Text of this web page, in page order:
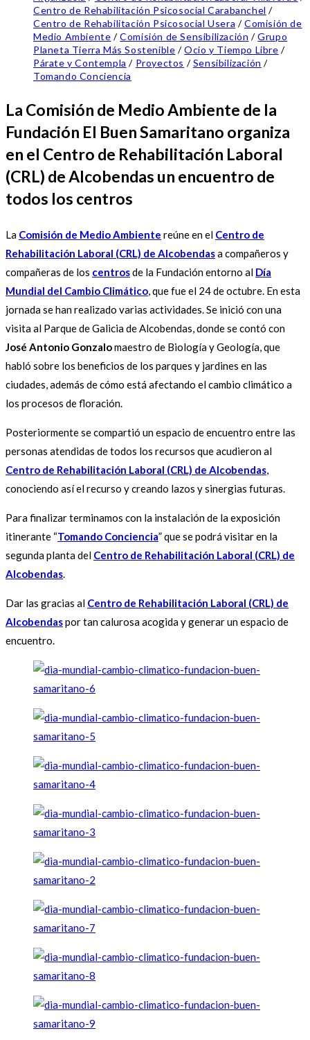
Centro de Rehabilitación Psicosocial Carabanchel /
Centro de Rehabilitación Psicosocial Usera / Comisión de
Medio Ambiente / Comisión de Sensibilización / Grupo
Planeta Tierra Más Sostenible / Ocio y Tiempo Libre /
Párate y Contempla / Proyectos / Sensibilización /
Tomando Conciencia
La Comisión de Medio Ambiente de la
Fundación El Buen Samaritano organiza
en el Centro de Rehabilitación Laboral
(CRL) de Alcobendas un encuentro de
todos los centros
La Comisión de Medio Ambiente reúne en el Centro de
Rehabilitación Laboral (CRL) de Alcobendasa compañeros y
compañeras de los centrosde la Fundación entorno al Día
Mundial del Cambio Climático, que fue el 24 de octubre. En esta
jornada se han realizado varias actividades. Se inició con una
visita al Parque de Galicia de Alcobendas, donde se contó con
José Antonio Gonzalomaestro de Biología y Geología, que
habló sobre los beneficios de los parques y jardines en las
ciudades, además de cómo está afectando el cambio climático a
los procesos de floración.
Posteriormente se compartió un espacio de encuentro entre las
personas atendidas de todos los recursos que acudieron al
Centro de Rehabilitación Laboral (CRL) de Alcobendas,
conociendo así el recurso y creando lazos y sinergias futuras.
Para finalizar terminamos con la instalación de la exposición
itinerante “Tomando Conciencia” que se podrá visitar en la
segunda planta del Centro de Rehabilitación Laboral (CRL) de
Alcobendas.
Dar las gracias al Centro de Rehabilitación Laboral (CRL) de
Alcobendaspor tan calurosa acogida y generar un espacio de
encuentro.